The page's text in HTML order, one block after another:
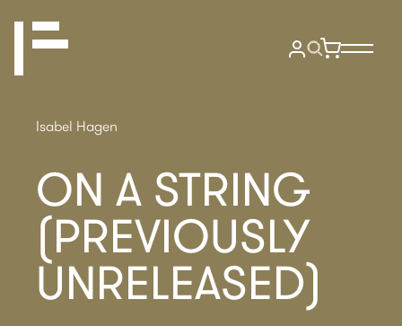
Isabel Hagen
ON A STRING
(PREVIOUSLY
UNRELEASED)